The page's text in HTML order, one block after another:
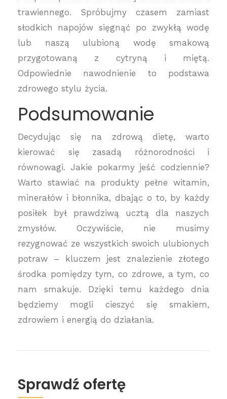
trawiennego. Spróbujmy czasem zamiast
słodkich napojów sięgnąć po zwykłą wodę
lub naszą ulubioną wodę smakową
przygotowaną z cytryną i miętą.
Odpowiednie nawodnienie to podstawa
zdrowego stylu życia.
Podsumowanie
Decydując się na zdrową dietę, warto
kierować się zasadą różnorodności i
równowagi. Jakie pokarmy jeść codziennie?
Warto stawiać na produkty pełne witamin,
minerałów i błonnika, dbając o to, by każdy
posiłek był prawdziwą ucztą dla naszych
zmysłów. Oczywiście, nie musimy
rezygnować ze wszystkich swoich ulubionych
potraw – kluczem jest znalezienie złotego
środka pomiędzy tym, co zdrowe, a tym, co
nam smakuje. Dzięki temu każdego dnia
będziemy mogli cieszyć się smakiem,
zdrowiem i energią do działania.
Sprawdź ofertę